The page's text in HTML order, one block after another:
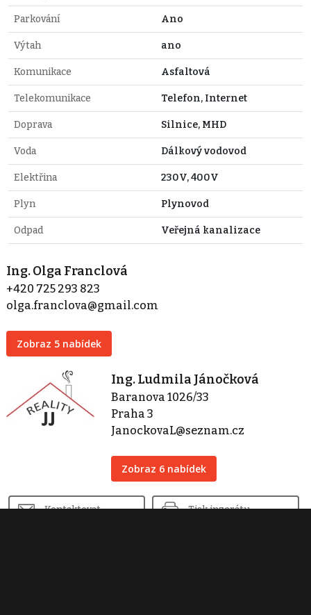
Parkování Ano
Výtah ano
Komunikace Asfaltová
Telekomunikace Telefon, Internet
Doprava Silnice, MHD
Voda Dálkový vodovod
Elektřina 230V, 400V
Plyn Plynovod
Odpad Veřejná kanalizace
Ing. Olga Franclová
+420 725 293 823
olga.franclova@gmail.com
Zobraz 5 nabídek
Ing. Ludmila Jánočková
Baranova 1026/33
Praha 3
JanockovaL@seznam.cz
Zobraz 6 nabídek
Kontaktovat Tisk inzerátu